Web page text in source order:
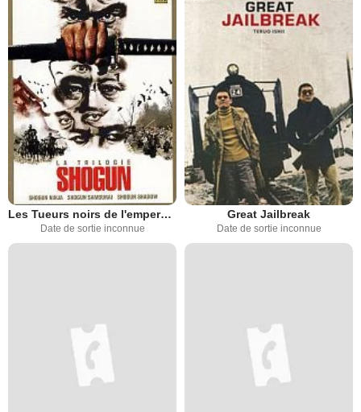
Les Tueurs noirs de l'empereur fou
Date de sortie inconnue
Great Jailbreak
Date de sortie inconnue